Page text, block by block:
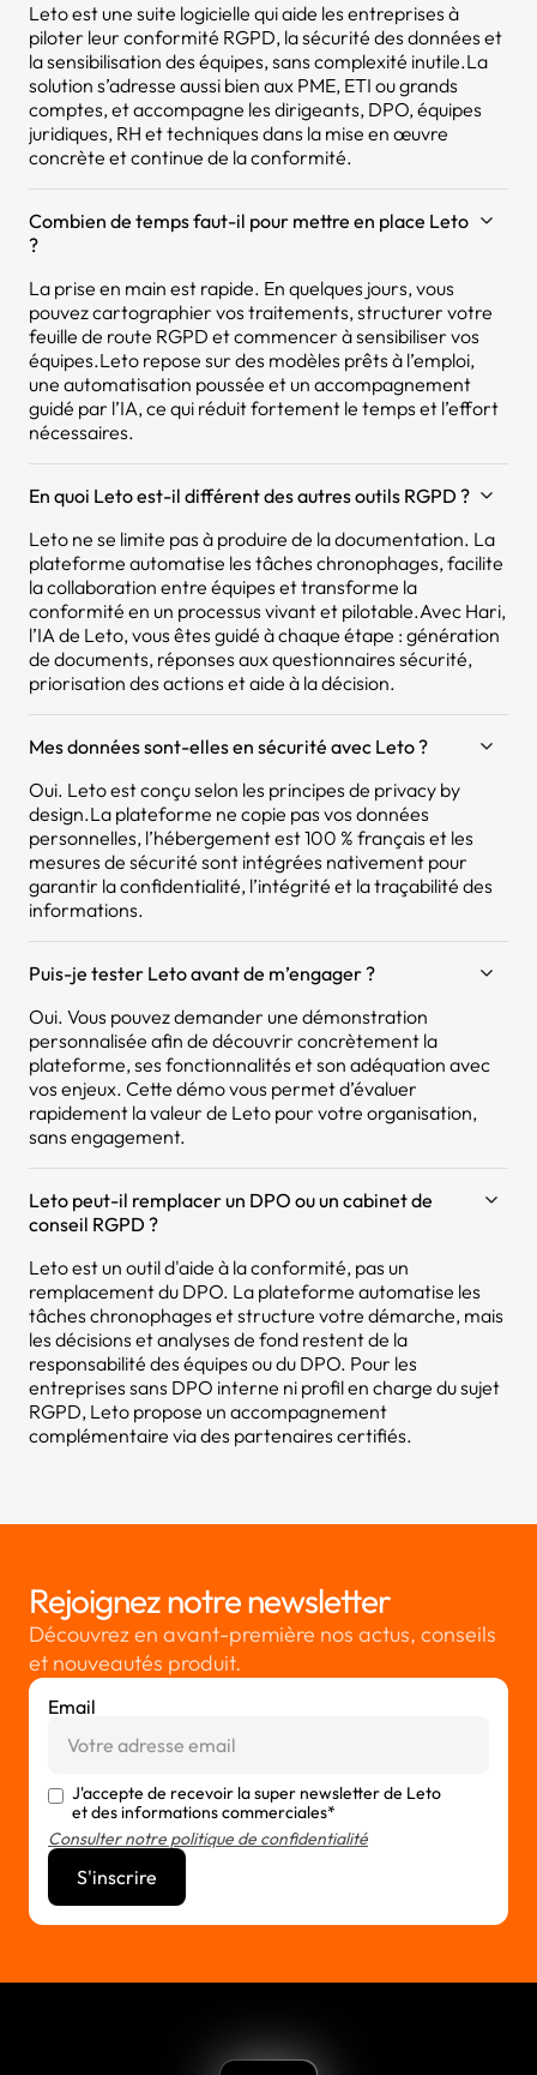
Leto est une suite logicielle qui aide les entreprises à
piloter leur conformité RGPD, la sécurité des données et
la sensibilisation des équipes, sans complexité inutile.La
solution s’adresse aussi bien aux PME, ETI ou grands
comptes, et accompagne les dirigeants, DPO, équipes
juridiques, RH et techniques dans la mise en œuvre
concrète et continue de la conformité.
Combien de temps faut-il pour mettre en place Leto
?
La prise en main est rapide. En quelques jours, vous
pouvez cartographier vos traitements, structurer votre
feuille de route RGPD et commencer à sensibiliser vos
équipes.Leto repose sur des modèles prêts à l’emploi,
une automatisation poussée et un accompagnement
guidé par l’IA, ce qui réduit fortement le temps et l’effort
nécessaires.
En quoi Leto est-il différent des autres outils RGPD ?
Leto ne se limite pas à produire de la documentation. La
plateforme automatise les tâches chronophages, facilite
la collaboration entre équipes et transforme la
conformité en un processus vivant et pilotable.Avec Hari,
l’IA de Leto, vous êtes guidé à chaque étape : génération
de documents, réponses aux questionnaires sécurité,
priorisation des actions et aide à la décision.
Mes données sont-elles en sécurité avec Leto ?
Oui. Leto est conçu selon les principes de privacy by
design.La plateforme ne copie pas vos données
personnelles, l’hébergement est 100 % français et les
mesures de sécurité sont intégrées nativement pour
garantir la confidentialité, l’intégrité et la traçabilité des
informations.
Puis-je tester Leto avant de m’engager ?
Oui. Vous pouvez demander une démonstration
personnalisée afin de découvrir concrètement la
plateforme, ses fonctionnalités et son adéquation avec
vos enjeux. Cette démo vous permet d’évaluer
rapidement la valeur de Leto pour votre organisation,
sans engagement.
Leto peut-il remplacer un DPO ou un cabinet de
conseil RGPD ?
Leto est un outil d'aide à la conformité, pas un
remplacement du DPO. La plateforme automatise les
tâches chronophages et structure votre démarche, mais
les décisions et analyses de fond restent de la
responsabilité des équipes ou du DPO. Pour les
entreprises sans DPO interne ni profil en charge du sujet
RGPD, Leto propose un accompagnement
complémentaire via des partenaires certifiés.
Rejoignez notre newsletter
Découvrez en avant-première nos actus, conseils
et nouveautés produit.
Email
J'accepte de recevoir la super newsletter de Leto
et des informations commerciales*
Consulter notre politique de confidentialité